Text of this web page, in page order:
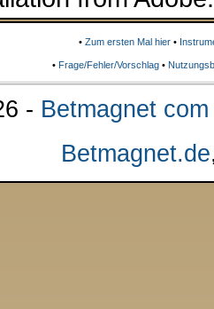
• Zum ersten Mal hier•
• Frage/Fehler/Vorschlag•
- Betmagnet
Betmagnet.de